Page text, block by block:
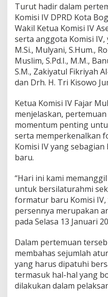
Turut hadir dalam
Komisi IV DPRD Kota
Wakil Ketua Komisi IV
serta anggota Komisi IV,
M.Si., Mulyani, S.Hum.,
Muslim, S.Pd.I., M.M.,
S.M., Zakiyatul Fikriyah
dan Drh. H. Tri Kisowo
Ketua Komisi IV Fajar
menjelaskan,
momentum penting
serta memperkenalkan
Komisi IV yang
baru.
“Hari ini kami
untuk bersilaturahmi
formatur baru Komisi
persennya merupakan
pada Selasa 13 Januari
Dalam pertemuan
membahas sejumlah
yang harus dipatuhi
termasuk hal-hal yang
dilakukan dalam